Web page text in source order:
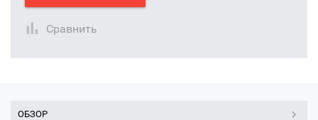
Сравнить
ОБЗОР